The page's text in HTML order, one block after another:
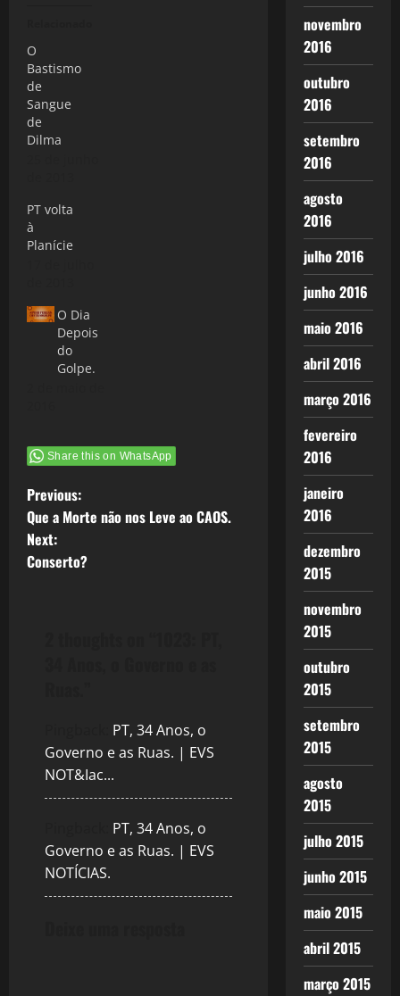
O
Bastismo
de
Sangue
de
Dilma
PT volta
à
Planície
O Dia
Depois
do
Golpe.
Share this on WhatsApp
P
o
s
Previous:
Que a Morte não nos Leve ao CAOS.
Next:
Conserto?
PT, 34 Anos, o
Governo e as Ruas. | EVS
NOT&Iac...
PT, 34 Anos, o
Governo e as Ruas. | EVS
NOTÍCIAS.
novembro
2016
outubro
2016
setembro
2016
agosto
2016
julho 2016
junho 2016
maio 2016
abril 2016
março 2016
fevereiro
2016
janeiro
2016
dezembro
2015
novembro
2015
outubro
2015
setembro
2015
agosto
2015
julho 2015
junho 2015
maio 2015
abril 2015
março 2015